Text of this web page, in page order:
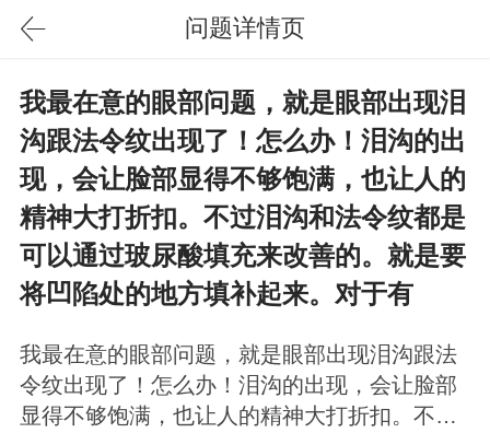
问题详情页
我最在意的眼部问题，就是眼部出现泪
沟跟法令纹出现了！怎么办！泪沟的出
现，会让脸部显得不够饱满，也让人的
精神大打折扣。不过泪沟和法令纹都是
可以通过玻尿酸填充来改善的。就是要
将凹陷处的地方填补起来。对于有
我最在意的眼部问题，就是眼部出现泪沟跟法
令纹出现了！怎么办！泪沟的出现，会让脸部
显得不够饱满，也让人的精神大打折扣。不过